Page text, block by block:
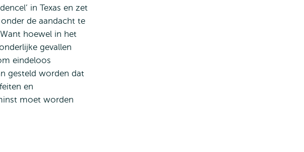
in Texas en zet
de aandacht te
hoewel in het
gevallen
eindeloos
gesteld worden dat
en
moet worden